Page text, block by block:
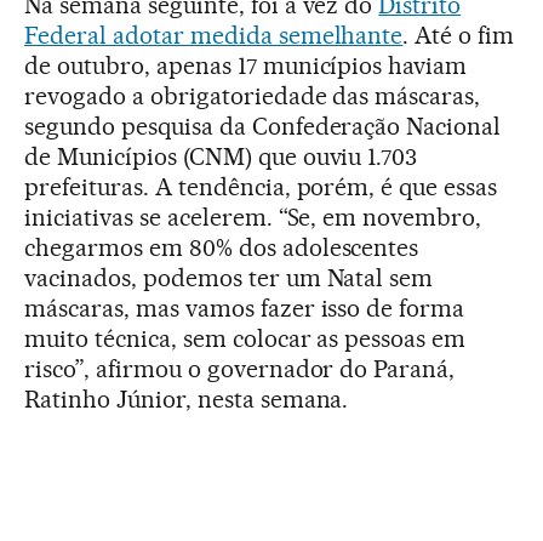
Federal adotar medida semelhante. Até o fim
de outubro, apenas 17 municípios haviam
revogado a obrigatoriedade das máscaras,
segundo pesquisa da Confederação Nacional
de Municípios (CNM) que ouviu 1.703
prefeituras. A tendência, porém, é que essas
iniciativas se acelerem. “Se, em novembro,
chegarmos em 80% dos adolescentes
vacinados, podemos ter um Natal sem
máscaras, mas vamos fazer isso de forma
muito técnica, sem colocar as pessoas em
risco”, afirmou o governador do Paraná,
Ratinho Júnior, nesta semana.